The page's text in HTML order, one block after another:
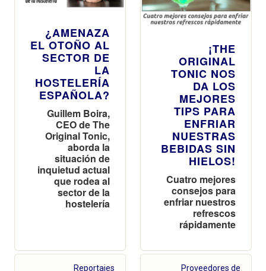
¿AMENAZA
EL OTOÑO AL
SECTOR DE
LA
HOSTELERÍA
ESPAÑOLA?
Guillem Boira,
CEO de The
Original Tonic,
aborda la
situación de
inquietud actual
que rodea al
sector de la
hostelería
¡THE
ORIGINAL
TONIC NOS
DA LOS
MEJORES
TIPS PARA
ENFRIAR
NUESTRAS
BEBIDAS SIN
HIELOS!
Cuatro mejores
consejos para
enfriar nuestros
refrescos
rápidamente
Reportajes
Proveedores de